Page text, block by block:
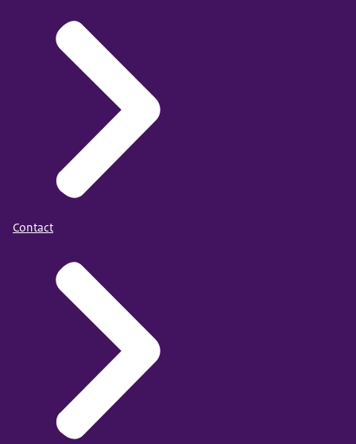
Contact